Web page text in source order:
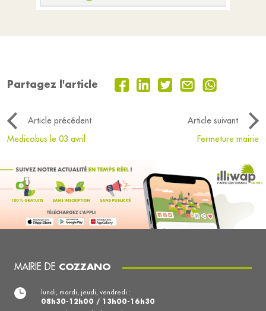
Partagez l'article
Article précédent
Article suivant
Medicobus le 03 avril
Fermeture mairie
MAIRIE DE COZZANO
lundi, mardi, jeudi, vendredi :
08h30-12h00 / 13h00-16h30